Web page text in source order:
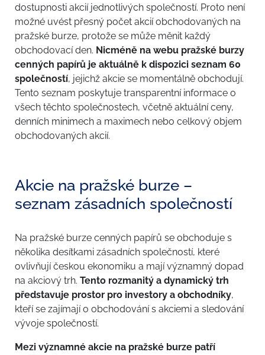
dostupnosti akcií jednotlivých společností. Proto není
možné uvést přesný počet akcií obchodovaných na
pražské burze, protože se může měnit každý
obchodovací den. Nicméně na webu pražské burzy
cenných papírů je aktuálně k dispozici seznam 60
společností, jejichž akcie se momentálně obchodují.
Tento seznam poskytuje transparentní informace o
všech těchto společnostech, včetně aktuální ceny,
denních minimech a maximech nebo celkový objem
obchodovaných akcií.
Akcie na pražské burze –
seznam zásadních společností
Na pražské burze cenných papírů se obchoduje s
několika desítkami zásadních společností, které
ovlivňují českou ekonomiku a mají významný dopad
na akciový trh. Tento rozmanitý a dynamický trh
představuje prostor pro investory a obchodníky,
kteří se zajímají o obchodování s akciemi a sledování
vývoje společností.
Mezi významné akcie na pražské burze patří